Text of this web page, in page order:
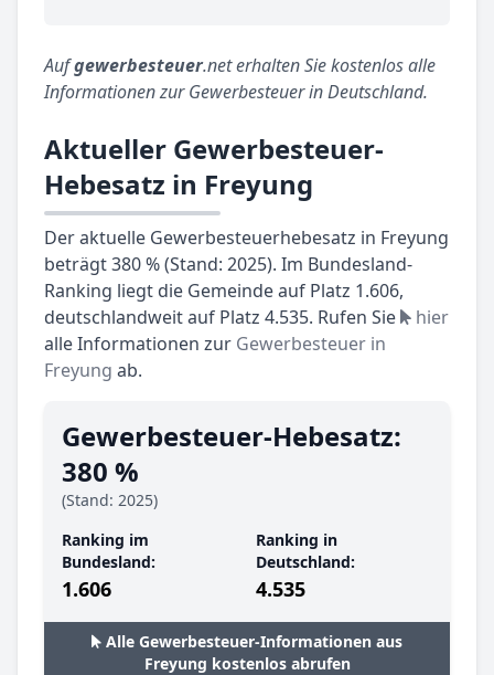
Aufgewerbesteuer.net erhalten Sie kostenlos alle
Informationen zur Gewerbesteuer in Deutschland.
Aktueller Gewerbesteuer-
Hebesatz in Freyung
Der aktuelle Gewerbesteuerhebesatz in Freyung
beträgt 380 % (Stand: 2025). Im Bundesland-
Ranking liegt die Gemeinde auf Platz 1.606,
deutschlandweit auf Platz 4.535. Rufen Sie
hier
alle Informationen zur Gewerbesteuer in
Freyung ab.
Gewerbesteuer-Hebesatz:
380 %
(Stand: 2025)
Ranking im
Bundesland:
1.606
Ranking in
Deutschland:
4.535
Alle Gewerbesteuer-Informationen aus
Freyung kostenlos abrufen